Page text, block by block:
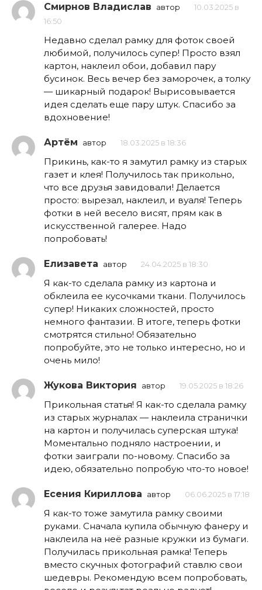
Смирнов Владислав автор
10.03.2025 в
16:50
Недавно сделал рамку для фоток своей
любимой, получилось супер! Просто взял
картон, наклеил обои, добавил пару
бусинок. Весь вечер без заморочек, а толку
— шикарный подарок! Вырисовывается
идея сделать еще пару штук. Спасибо за
вдохновение!
Артём автор 18.03.2025 в 18:36
Прикинь, как-то я замутил рамку из старых
газет и клея! Получилось так прикольно,
что все друзья завидовали! Делается
просто: вырезал, наклеил, и вуаля! Теперь
фотки в ней весело висят, прям как в
искусственной галерее. Надо
попробовать!
Елизавета автор 24.04.2025 в 18:30
Я как-то сделала рамку из картона и
обклеила ее кусочками ткани. Получилось
супер! Никаких сложностей, просто
немного фантазии. В итоге, теперь фотки
смотрятся стильно! Обязательно
попробуйте, это не только интересно, но и
очень мило!
Жукова Виктория автор 19.05.2025 в 18:26
Прикольная статья! Я как-то сделала рамку
из старых журналах — наклеила странички
на картон и получилась суперская штука!
Моментально подняло настроении, и
фотки заиграли по-новому. Спасибо за
идею, обязательно попробую что-то новое!
Есения Кириллова автор 06.06.2025 в 17:18
Я как-то тоже замутила рамку своими
руками. Сначала купила обычную фанеру и
наклеила на неё разные кружки из бумаги.
Получилась прикольная рамка! Теперь
вместо скучных фотографий ставлю свои
шедевры. Рекомендую всем попробовать,